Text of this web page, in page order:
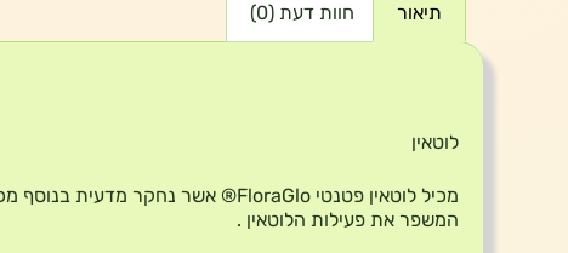
תיאור חוות דעת (0)
לוטאין
המשפר את פעילות הלוטאין .